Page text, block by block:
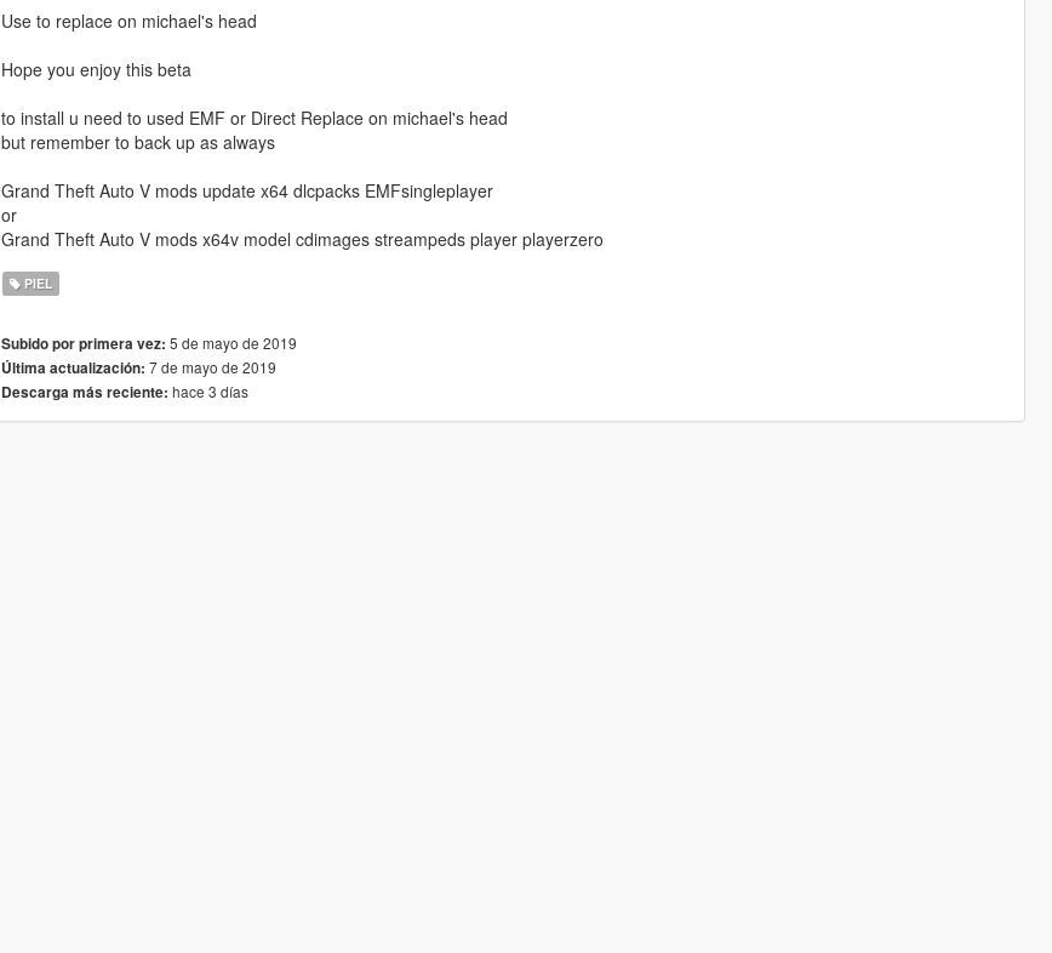
Use to replace on michael's head
Hope you enjoy this beta
to install u need to used EMF or Direct Replace on michael's head
but remember to back up as always
Grand Theft Auto V mods update x64 dlcpacks EMFsingleplayer
or
Grand Theft Auto V mods x64v model cdimages streampeds player playerzero
PIEL
Subido por primera vez: 5 de mayo de 2019
Última actualización: 7 de mayo de 2019
Descarga más reciente: hace 3 días